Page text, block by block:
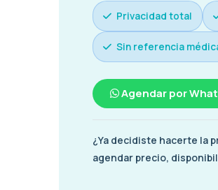
Privacidad total
Sin referencia
Agendar por
¿Ya decidiste hacerte la
agendar precio,